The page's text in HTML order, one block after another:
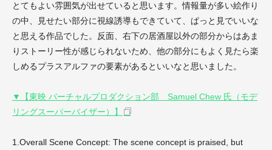
とてもよい雰囲気が出せていると思います。情報量が多い絵作り
の中、見せたい部分に視線誘導もできていて、ぱっと見でいいな
と思える作品でした。反面、右下の居酒屋以外の部分からはあま
りストーリー性が感じられないため、他の部分にもよく見たら楽
しめるプラスアルファの要素があるといいなと思いました。
▼【東映 バーチャルプロダクション部 Samuel Chew 氏（モデ
リングスーパーバイザー）】
1.Overall Scene Concept: The scene concept is praised, but